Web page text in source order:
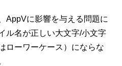
AppVに影響を与える問題に
ル名が正しい大文字/小文字
ローワーケース）にならな